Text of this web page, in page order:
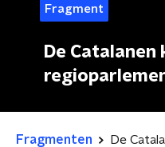
Fragment
De Catalanen
Fragmenten